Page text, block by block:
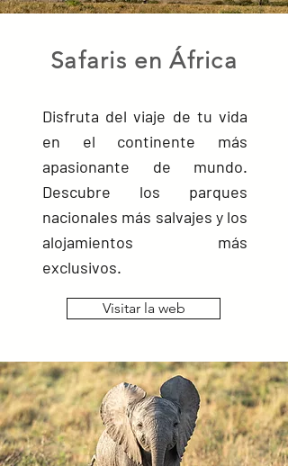
Safaris en África
Disfruta del viaje de tu vida
en el continente más
apasionante de mundo.
Descubre los parques
nacionales más salvajes y los
alojamientos más
exclusivos.
Visitar la web